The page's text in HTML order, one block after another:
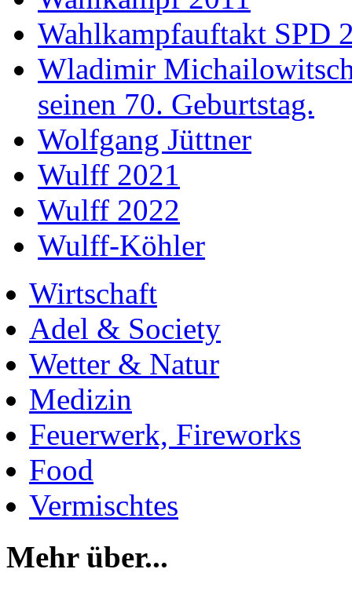
Wahlkampfauftakt SPD
Wladimir
seinen 70. Geburtstag.
Wolfgang Jüttner
Wulff 2021
Wulff 2022
Wulff-Köhler
Wirtschaft
Adel & Society
Wetter & Natur
Medizin
Feuerwerk, Fireworks
Food
Vermischtes
Mehr über...